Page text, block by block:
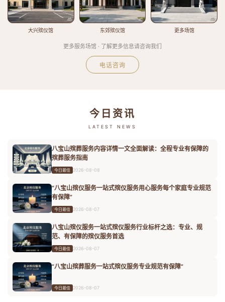
大兴殡仪馆 东郊殡仪馆 更多场馆
更多服务场馆 · 了解更多信息请咨询我们
电话咨询
今日资讯
LATEST NEWS
八宝山殡葬服务内容详情一文全面解读：全程专业有保障的
殡葬服务指南
今日最佳 2026-08-08
“八宝山殡仪服务一站式殡仪服务用心服务每个家庭专业规范
有保障”
今日最佳 2026-08-07
八宝山殡仪服务一站式殡仪服务行业标杆之选：专业、规
范、有保障的殡仪服务首选
今日最佳 2026-08-07
“八宝山殡葬服务一站式殡仪服务专业规范有保障”
今日最佳 2026-08-07